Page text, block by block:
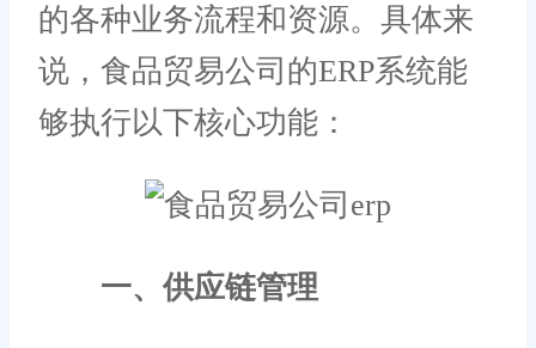
的各种业务流程和资源。具体来
说，食品贸易公司的ERP系统能
够执行以下核心功能：
一、供应链管理